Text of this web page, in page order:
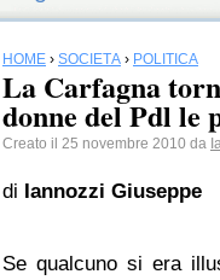
HOME › SOCIETÀ › POLITICA
La Carfagna
donne del Pdl le
Creato il 25 novembre 2010 da
di Iannozzi Giuseppe
Se qualcuno si era